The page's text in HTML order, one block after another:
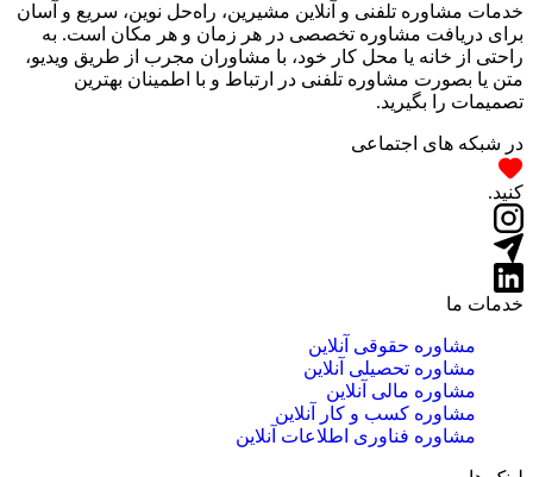
خدمات مشاوره تلفنی و آنلاین مشیرین، راه‌‌حل نوین، سریع و آسان
برای دریافت مشاوره تخصصی در هر زمان و هر مکان است. به
راحتی از خانه یا محل کار خود، با مشاوران مجرب از طریق ویدیو،
متن یا بصورت مشاوره تلفنی در ارتباط و با اطمینان بهترین
تصمیمات را بگیرید.
در شبکه های اجتماعی
کنید.
خدمات ما
مشاوره حقوقی آنلاین
مشاوره تحصیلی آنلاین
مشاوره مالی آنلاین
مشاوره کسب و کار آنلاین
مشاوره فناوری اطلاعات آنلاین